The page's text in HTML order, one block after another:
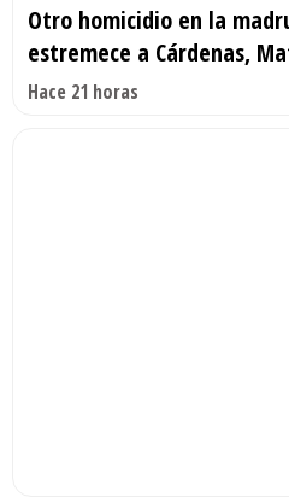
Otro homicidio en la
estremece a Cárdenas,
Hace 21 horas